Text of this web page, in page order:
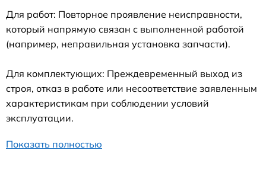
Для работ: Повторное проявление неисправности,
который напрямую связан с выполненной работой
(например, неправильная установка запчасти).
Для комплектующих: Преждевременный выход из
строя, отказ в работе или несоответствие заявленным
характеристикам при соблюдении условий
эксплуатации.
Показать полностью